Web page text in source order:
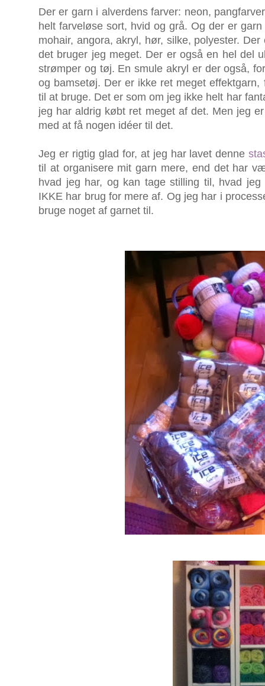
Der er garn i alverdens farver: neon,
helt farveløse sort, hvid og grå. Og der er
mohair, angora, akryl, hør, silke, polyester.
det bruger jeg meget. Der er også en hel del
strømper og tøj. En smule akryl er der også,
og bamsetøj. Der er ikke ret meget
til at bruge. Det er som om jeg ikke helt har
jeg har aldrig købt ret meget af det. Men jeg
med at få nogen idéer til det.
Jeg er rigtig glad for, at jeg har lavet denne
til at organisere mit garn mere, end det har
hvad jeg har, og kan tage stilling til, hvad
IKKE har brug for mere af. Og jeg har i
bruge noget af garnet til.